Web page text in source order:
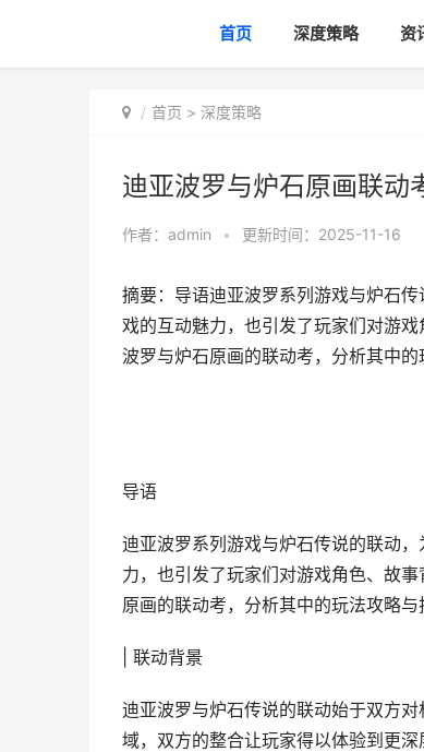
首页 深度策略 资
首页 > 深度策略
迪亚波罗与炉石原画联动
作者： admin • 更新时间：2025-11-16
摘要：导语迪亚波罗系列游戏与炉石
戏的互动魅力，也引发了玩家们对游
波罗与炉石原画的联动考，分析其中
导语
迪亚波罗系列游戏与炉石传说的联动
力，也引发了玩家们对游戏角色、故
原画的联动考，分析其中的玩法攻略与
| 联动背景
迪亚波罗与炉石传说的联动始于双方
域，双方的整合让玩家得以体验到更